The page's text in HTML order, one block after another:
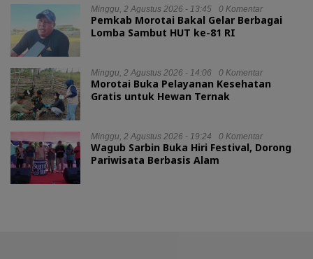
Minggu, 2 Agustus 2026 - 13:45 0 Komentar
Pemkab Morotai Bakal Gelar Berbagai
Lomba Sambut HUT ke-81 RI
Minggu, 2 Agustus 2026 - 14:06 0 Komentar
Morotai Buka Pelayanan Kesehatan
Gratis untuk Hewan Ternak
Minggu, 2 Agustus 2026 - 19:24 0 Komentar
Wagub Sarbin Buka Hiri Festival, Dorong
Pariwisata Berbasis Alam